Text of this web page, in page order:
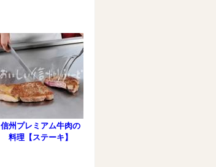
信州プレミアム牛肉の
料理【ステーキ】